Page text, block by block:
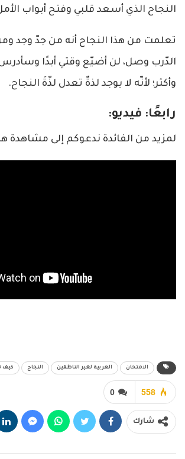
النجاح الذي أسعد قلبي وفتح أبواب
تعلمت من هذا النجاح أنه من جدّ وجد
الدّرب وصل، لن أضيّع وقتي أبدًا
وأكثر؛ لأنّه لا يوجد لذةٌ تعدل لذّةَ النجاح.
رابعًا: فيديو:
لمزيد من الفائدة ندعوكم إلى مشاهدة
الامتحان العربية لغير الناطقين النجاح كيف
0 558
شارك